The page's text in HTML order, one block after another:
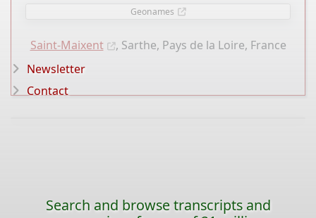
Geonames
Saint-Maixent , Sarthe, Pays de la Loire, France
Newsletter
Contact
Search and browse transcripts and